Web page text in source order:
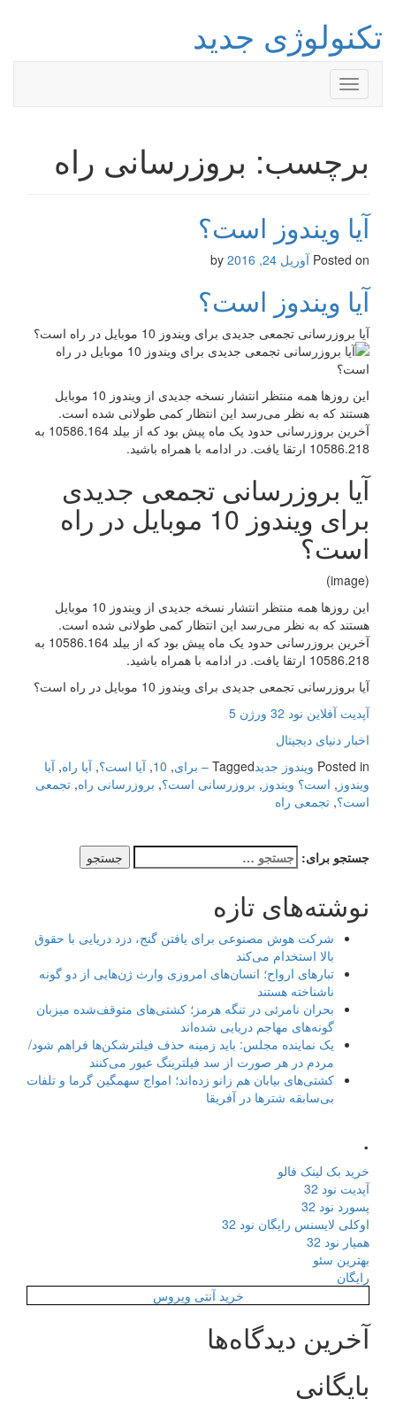
تکنولوژی جدید
Toggle
navigation
برچسب: بروزرسانی راه
آیا ویندوز است؟
Posted on آوریل 24, 2016
آیا ویندوز است؟
آیا بروزرسانی تجمعی جدیدی برای ویندوز 10 موبایل در راه است؟
این روزها همه منتظر انتشار نسخه جدیدی از ویندوز 10 موبایل
هستند که به نظر می‌رسد این انتظار کمی طولانی شده است.
آخرین بروزرسانی حدود یک ماه پیش بود که از بیلد 10586.164 به
10586.218 ارتقا یافت. در ادامه با همراه باشید
.
آیا بروزرسانی تجمعی جدیدی
برای ویندوز 10 موبایل در راه
است؟
(image)
این روزها همه منتظر انتشار نسخه جدیدی از ویندوز 10 موبایل
هستند که به نظر می‌رسد این انتظار کمی طولانی شده است.
آخرین بروزرسانی حدود یک ماه پیش بود که از بیلد 10586.164 به
10586.218 ارتقا یافت. در ادامه با همراه باشید
.
آیا بروزرسانی تجمعی جدیدی برای ویندوز 10 موبایل در راه است؟
آپدیت آفلاین نود 32 ورژن 5
اخبار دنیای دیجیتال
Posted in ویندوز جدیدTagged – برای,
10
,آیا است؟,آیا راه,آیا
ویندوز , است؟ ویندوز , بروزرسانی است؟, بروزرسانی راه, تجمعی
است؟, تجمعی راه
جستجو برای:
نوشته‌های تازه
شرکت هوش مصنوعی برای یافتن گنج، دزد دریایی با حقوق
بالا استخدام می‌کند
تبارهای ارواح؛ انسان‌های امروزی وارث ژن‌هایی از دو گونه
ناشناخته هستند
بحران نامرئی در تنگه هرمز؛ کشتی‌های متوقف‌شده میزبان
گونه‌های مهاجم دریایی شده‌اند
یک نماینده مجلس: باید زمینه حذف فیلترشکن‌ها فراهم شود/
مردم در هر صورت از سد فیلترینگ عبور می‌کنند
کشتی‌های بیابان هم زانو زده‌اند؛ امواج سهمگین گرما و تلفات
بی‌سابقه شترها در آفریقا
.
خرید بک لینک فالو
آپدیت نود 32
پسورد نود 32
اوکلی لایسنس رایگان نود 32
همیار نود 32
بهترین سئو
رایگان
خرید آنتی ویروس
آخرین دیدگاه‌ها
بایگانی